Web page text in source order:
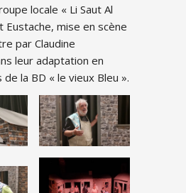
locale « Li Saut Al
Eustache, mise en scène
par Claudine
leur adaptation en
la BD « le vieux Bleu ».